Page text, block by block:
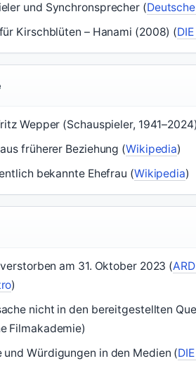
und Synchronsprecher (
Kirschblüten – Hanami (2008) (
Wepper (Schauspieler,
früherer Beziehung (Wikipedia)
bekannte Ehefrau (Wikipedia)
am 31. Oktober 2023 (
)
nicht in den bereitgestellten
Filmakademie)
und Würdigungen in den Medien (